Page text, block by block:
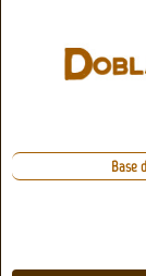
Base